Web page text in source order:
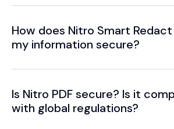
How does Nitro Smart
my information secure?
Is Nitro PDF secure? Is it
with global regulations?